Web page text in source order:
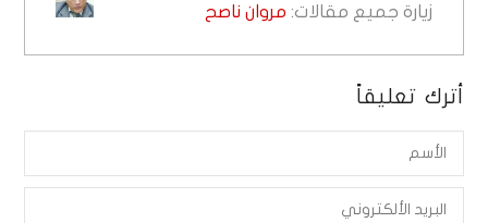
زيارة جميع مقالات: مروان ناصح
أترك تعليقاً